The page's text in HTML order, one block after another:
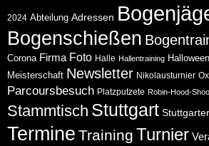
2024 Abteilung Adressen
Bogenschießen
Corona Firma Foto Halle Hallentraining Halloween
Meisterschaft Newsletter Nikolausturnier
Parcoursbesuch Platzputzete Robin-Hood-
Stammtisch Stuttgart Stuttgarter
Termine Training Turnier